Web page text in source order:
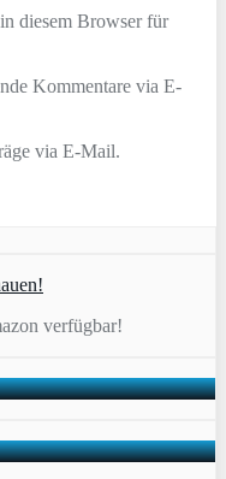
diesem Browser für
Kommentare via E-
via E-Mail.
verfügbar!